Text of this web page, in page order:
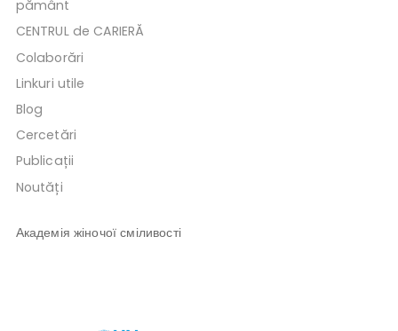
pământ
CENTRUL de CARIERĂ
Colaborări
Linkuri utile
Blog
Cercetări
Publicații
Noutăți
Академія жіночої сміливості